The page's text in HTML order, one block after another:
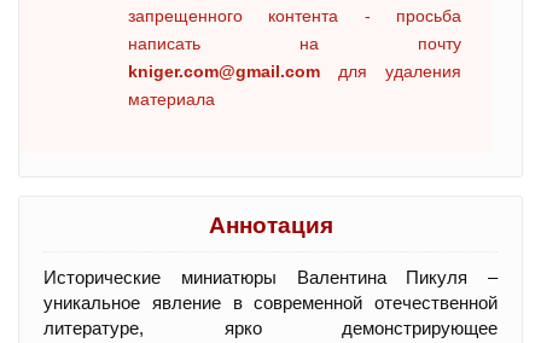
запрещенного контента - просьба
написать на почту
kniger.com@gmail.com для удаления
материала
Аннотация
Исторические миниатюры Валентина Пикуля –
уникальное явление в современной отечественной
литературе, ярко демонстрирующее